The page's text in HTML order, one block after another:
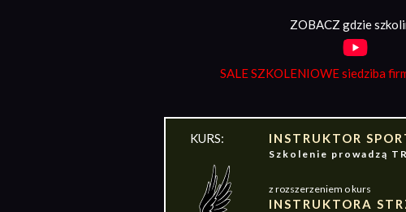
ZOBACZ gdzie
SALE SZKOLENIOWE siedziba
KURS: INSTRUKTOR
Szkolenie prowadzą
z rozszerzeniem o kurs
INSTRUKTORA